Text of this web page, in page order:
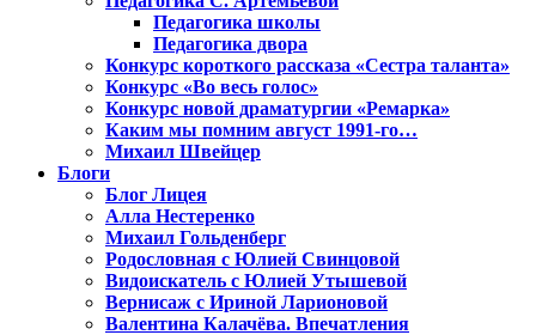
Педагогика школы
Педагогика двора
Конкурс короткого рассказа «Сестра таланта»
Конкурс «Во весь голос»
Конкурс новой драматургии «Ремарка»
Каким мы помним август 1991-го…
Михаил Швейцер
Блоги
Блог Лицея
Алла Нестеренко
Михаил Гольденберг
Родословная с Юлией Свинцовой
Видоискатель с Юлией Утышевой
Вернисаж с Ириной Ларионовой
Валентина Калачёва. Впечатления